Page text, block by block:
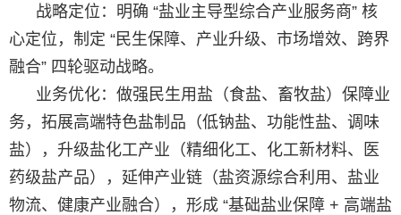
战略定位：明确 “盐业主导型综合产业服务商” 核
心定位，制定 “民生保障、产业升级、市场增效、跨界
融合” 四轮驱动战略。
业务优化：做强民生用盐（食盐、畜牧盐）保障业
务，拓展高端特色盐制品（低钠盐、功能性盐、调味
盐），升级盐化工产业（精细化工、化工新材料、医
药级盐产品），延伸产业链（盐资源综合利用、盐业
物流、健康产业融合），形成 “基础盐业保障 + 高端盐